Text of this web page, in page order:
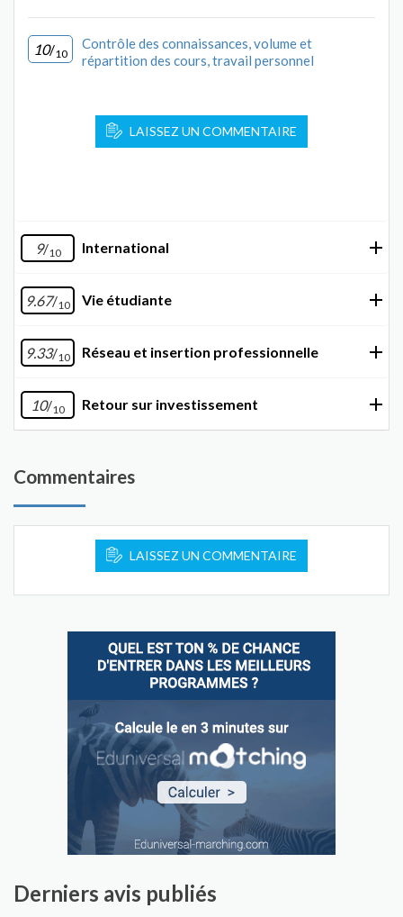
10/10
Contrôle des connaissances, volume et
répartition des cours, travail personnel
LAISSEZ UN COMMENTAIRE
9/10 International
9.67/10 Vie étudiante
9.33/10 Réseau et insertion professionnelle
10/10 Retour sur investissement
Commentaires
LAISSEZ UN COMMENTAIRE
Derniers avis publiés